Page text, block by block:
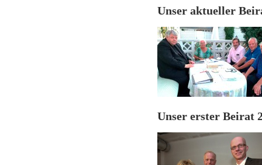
Unser aktueller
Unser erster Beirat